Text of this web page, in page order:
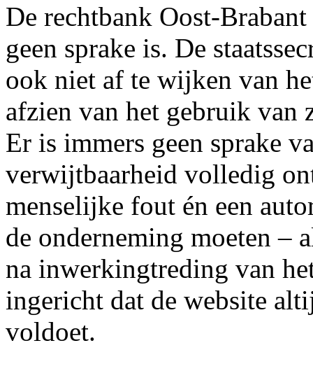
De rechtbank Oost-
geen sprake is. De
ook niet af te wijken van
afzien van het gebruik van
Er is immers geen sprake
verwijtbaarheid volledig
menselijke fout én een
de onderneming moeten –
na inwerkingtreding van
ingericht dat de website
voldoet.